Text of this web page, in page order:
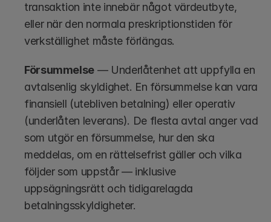
transaktion inte innebär något värdeutbyte,
eller när den normala preskriptionstiden för
verkställighet måste förlängas.
Försummelse — Underlåtenhet att uppfylla en
avtalsenlig skyldighet. En försummelse kan vara
finansiell (utebliven betalning) eller operativ
(underlåten leverans). De flesta avtal anger vad
som utgör en försummelse, hur den ska
meddelas, om en rättelsefrist gäller och vilka
följder som uppstår — inklusive
uppsägningsrätt och tidigarelagda
betalningsskyldigheter.